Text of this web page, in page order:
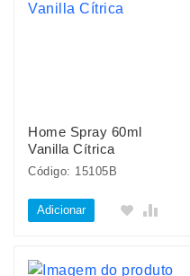
Home Spray 60ml
Vanilla Cítrica
Código: 15105B
Adicionar